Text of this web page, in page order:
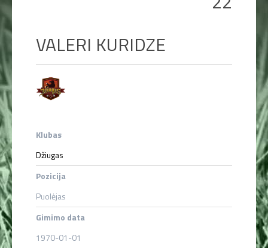
FOTO
STATISTIKA
VALERI KURIDZE
Klubas
Džiugas
Pozicija
Puolėjas
Gimimo data
1970-01-01